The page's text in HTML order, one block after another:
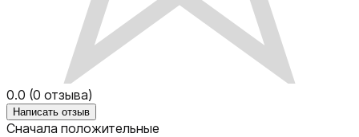
0.0 (0 отзыва)
Написать отзыв
Сначала положительные